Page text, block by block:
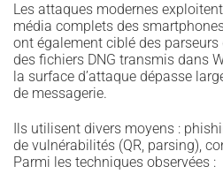
Les attaques modernes
média complets des
ont également ciblé des parseurs
des fichiers DNG transmis dans
la surface d’attaque dépasse
de messagerie.
Ils utilisent divers moyens :
de vulnérabilités (QR, parsing),
Parmi les techniques observées :